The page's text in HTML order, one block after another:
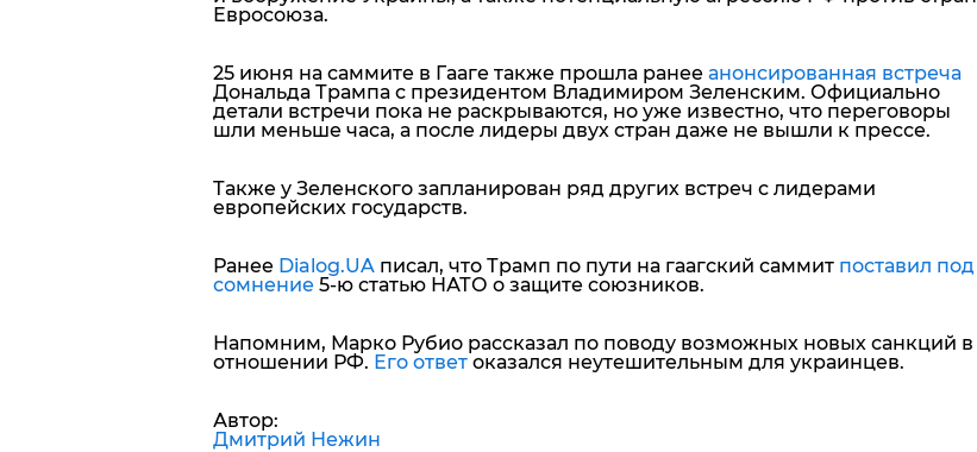
Евросоюза.
25 июня на саммите в Гааге также прошла ранее анонсированная встреча
Дональда Трампа с президентом Владимиром Зеленским. Официально
детали встречи пока не раскрываются, но уже известно, что переговоры
шли меньше часа, а после лидеры двух стран даже не вышли к прессе.
Также у Зеленского запланирован ряд других встреч с лидерами
европейских государств.
Ранее Dialog.UAписал, что Трамп по пути на гаагский саммит поставил под
сомнение5-ю статью НАТО о защите союзников.
Напомним, Марко Рубио рассказал по поводу возможных новых санкций в
отношении РФ. Его ответоказался неутешительным для украинцев.
Автор:
Дмитрий Нежин